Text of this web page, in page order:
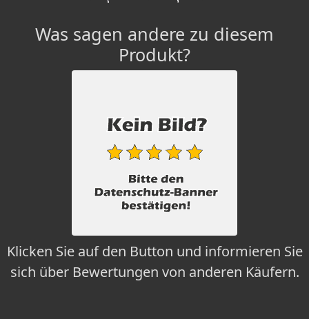
Was sagen andere zu diesem
Produkt?
Klicken Sie auf den Button und informieren Sie
sich über Bewertungen von anderen Käufern.